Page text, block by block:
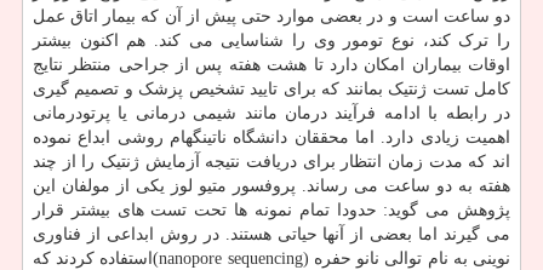
دو ساعت است و در بعضی موارد حتی پیش از آن که بیمار اتاق عمل
را ترک کند، نوع تومور وی را شناسایی می کند. هم اکنون بیشتر
اوقات بیماران امکان دارد تا هشت هفته پس از جراحی منتظر نتایج
کامل تست ژنتیک بمانند که برای تایید تشخیص پزشک و تصمیم گیری
در رابطه با ادامه فرآیند درمان مانند شیمی درمانی یا پرتودرمانی
اهمیت زیادی دارد. اما محققان دانشگاه ناتینگهام روشی ابداع نموده
اند که مدت زمان انتظار برای دریافت نتیجه آزمایش ژنتیک را از چند
هفته به دو ساعت می رساند. پروفسور متیو لوز یکی از مولفان این
پژوهش می گوید: حدودا تمام نمونه ها تحت تست های بیشتر قرار
می گیرند اما بعضی از آنها حیاتی هستند. در روش ابداعی از فناوری
نوینی به نام توالی نانو حفره (nanopore sequencing)استفاده کردند که